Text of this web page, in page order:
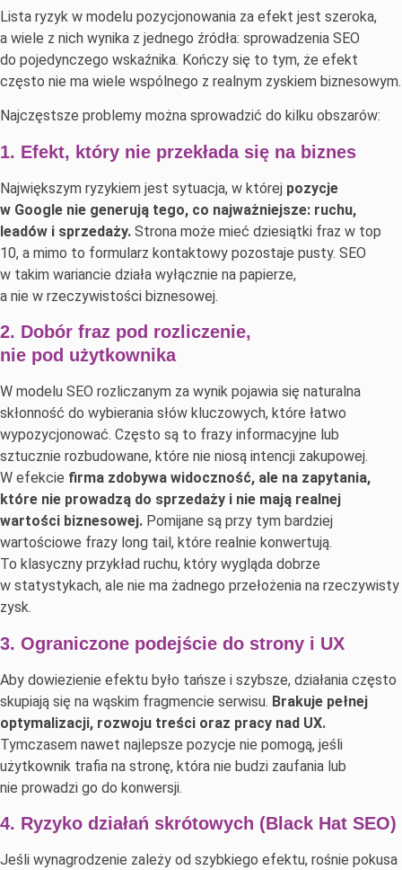
Lista ryzyk w modelu pozycjonowania za efekt jest szeroka,
a wiele z nich wynika z jednego źródła: sprowadzenia SEO
do pojedynczego wskaźnika. Kończy się to tym, że efekt
często nie ma wiele wspólnego z realnym zyskiem biznesowym.
Najczęstsze problemy można sprowadzić do kilku obszarów:
1. Efekt, który nie przekłada się na biznes
Największym ryzykiem jest sytuacja, w której pozycje
w Google nie generują tego, co najważniejsze: ruchu,
leadów i sprzedaży. Strona może mieć dziesiątki fraz w top
10, a mimo to formularz kontaktowy pozostaje pusty. SEO
w takim wariancie działa wyłącznie na papierze,
a nie w rzeczywistości biznesowej.
2. Dobór fraz pod rozliczenie,
nie pod użytkownika
W modelu SEO rozliczanym za wynik pojawia się naturalna
skłonność do wybierania słów kluczowych, które łatwo
wypozycjonować. Często są to frazy informacyjne lub
sztucznie rozbudowane, które nie niosą intencji zakupowej.
W efekcie firma zdobywa widoczność, ale na zapytania,
które nie prowadzą do sprzedaży i nie mają realnej
wartości biznesowej. Pomijane są przy tym bardziej
wartościowe frazy long tail, które realnie konwertują.
To klasyczny przykład ruchu, który wygląda dobrze
w statystykach, ale nie ma żadnego przełożenia na rzeczywisty
zysk.
3. Ograniczone podejście do strony i UX
Aby dowiezienie efektu było tańsze i szybsze, działania często
skupiają się na wąskim fragmencie serwisu. Brakuje pełnej
optymalizacji, rozwoju treści oraz pracy nad UX.
Tymczasem nawet najlepsze pozycje nie pomogą, jeśli
użytkownik trafia na stronę, która nie budzi zaufania lub
nie prowadzi go do konwersji.
4. Ryzyko działań skrótowych (Black Hat SEO)
Jeśli wynagrodzenie zależy od szybkiego efektu, rośnie pokusa